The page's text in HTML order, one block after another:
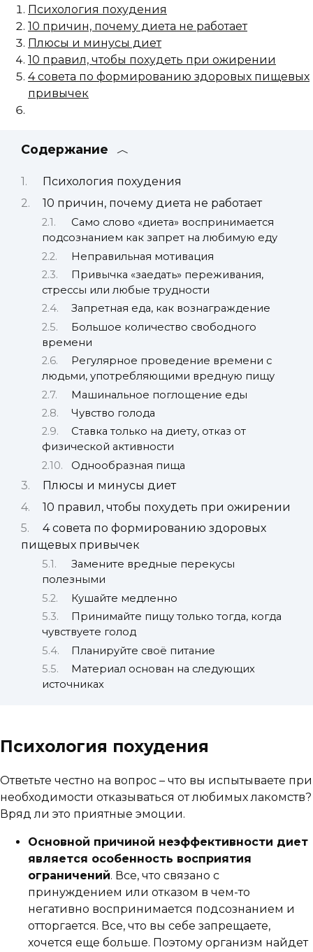
Психология похудения
10 причин, почему диета не работает
Плюсы и минусы диет
10 правил, чтобы похудеть при ожирении
4 совета по формированию здоровых пищевых
привычек
Содержание
Психология похудения
10 причин, почему диета не работает
Само слово «диета» воспринимается
подсознанием как запрет на любимую еду
Неправильная мотивация
Привычка «заедать» переживания,
стрессы или любые трудности
Запретная еда, как вознаграждение
Большое количество свободного
времени
Регулярное проведение времени с
людьми, употребляющими вредную пищу
Машинальное поглощение еды
Чувство голода
Ставка только на диету, отказ от
физической активности
Однообразная пища
Плюсы и минусы диет
10 правил, чтобы похудеть при ожирении
4 совета по формированию здоровых
пищевых привычек
Замените вредные перекусы
полезными
Кушайте медленно
Принимайте пищу только тогда, когда
чувствуете голод
Планируйте своё питание
Материал основан на следующих
источниках
Психология похудения
Ответьте честно на вопрос – что вы испытываете при
необходимости отказываться от любимых лакомств?
Вряд ли это приятные эмоции.
Основной причиной неэффективности диет
является особенность восприятия
ограничений. Все, что связано с
принуждением или отказом в чем-то
негативно воспринимается подсознанием и
отторгается. Все, что вы себе запрещаете,
хочется еще больше. Поэтому организм найдет